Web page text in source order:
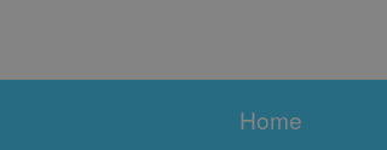
Home